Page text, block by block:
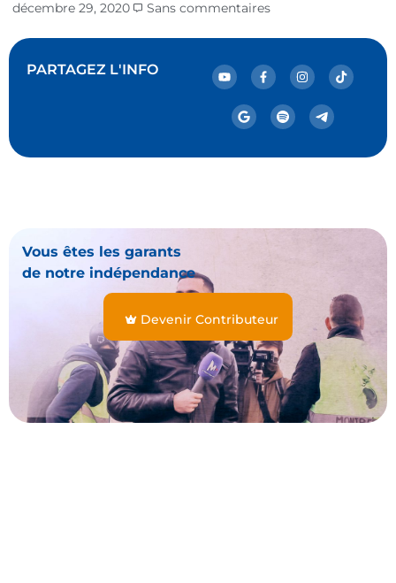
décembre 29, 2020 Sans commentaires
PARTAGEZ L'INFO
Vous êtes les garants
de notre indépendance
Devenir Contributeur